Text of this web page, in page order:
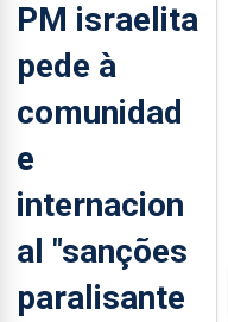
PM israelita
pede à
comunidad
e
internacion
al "sanções
paralisante